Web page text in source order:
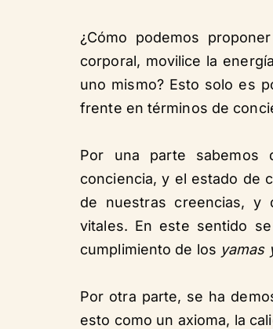
¿Cómo podemos
corporal, movilice la
uno mismo? Esto solo es
frente en términos de
Por una parte sabemos
conciencia, y el estado de
de nuestras creencias, y
vitales. En este sentido
cumplimiento de los yamas
Por otra parte, se ha
esto como un axioma, la